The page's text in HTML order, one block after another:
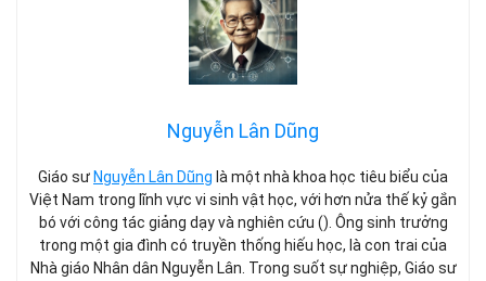
Nguyễn Lân Dũng
Giáo sư Nguyễn Lân Dũng là một nhà khoa học tiêu biểu của
Việt Nam trong lĩnh vực vi sinh vật học, với hơn nửa thế kỷ gắn
bó với công tác giảng dạy và nghiên cứu (). Ông sinh trưởng
trong một gia đình có truyền thống hiếu học, là con trai của
Nhà giáo Nhân dân Nguyễn Lân. Trong suốt sự nghiệp, Giáo sư